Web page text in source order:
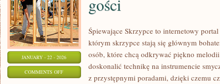
JANUARY - 22 - 2026
COMMENTS OFFON
gości
Śpiewające Skrzypce to internetowy
którym skrzypce stają się głównym
osób, które chcą odkrywać piękno
doskonalić technikę na instrumencie
z przystępnymi poradami, dzięki czemu